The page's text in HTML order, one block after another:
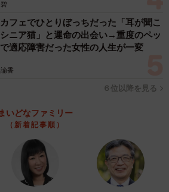
としての月収について、最もあてはま
供画像）
ログラム」の認定を受けている人
としての月収」を聞いたところ、
が28.7％と最も多い結果に。次いで
円以上」と回答した人は5.2％だった
フェでひとりぼっちだった「耳が聞こ
ニア猫」と運命の出会い→重度のペッ
で適応障害だった女性の人生が一変
香
６位以降を見る
まいどなファミリー
（新着記事順）